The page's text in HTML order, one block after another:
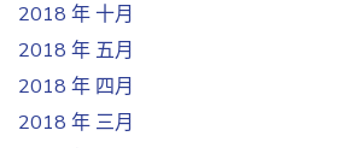
2018 年 十月
2018 年 五月
2018 年 四月
2018 年 三月